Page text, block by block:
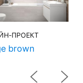
ПРОЕКТ
brown